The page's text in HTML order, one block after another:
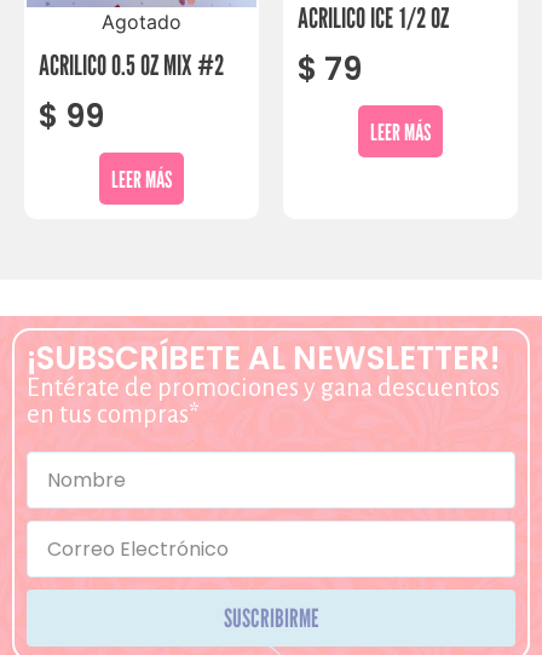
Agotado
ACRILICO 0.5 OZ MIX #2
$ 99
LEER MÁS
ACRILICO ICE 1/2 OZ
$ 79
LEER MÁS
¡SUBSCRÍBETE AL NEWSLETTER!
Entérate de promociones y gana descuentos
en tus compras*
SUSCRIBIRME